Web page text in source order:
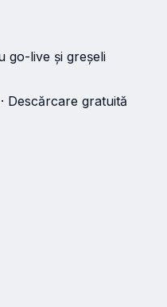
go-live și greșeli
Descărcare gratuită